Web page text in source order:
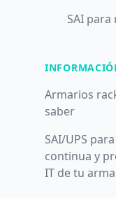
SAI para
Armarios
saber
SAI/UPS
continua y
IT de tu